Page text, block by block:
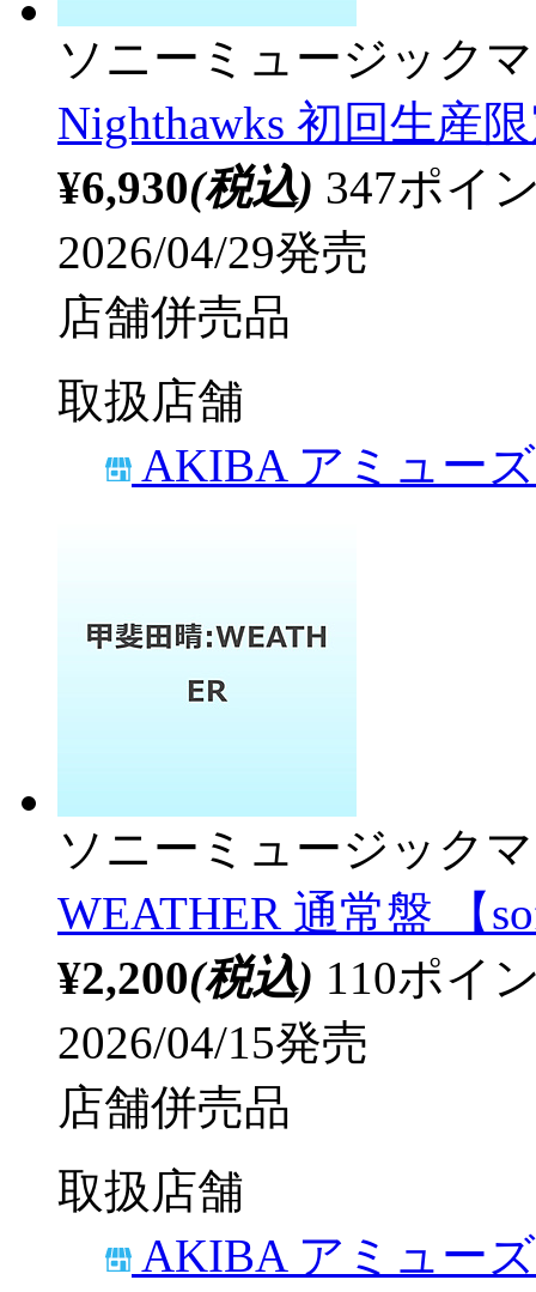
ソニーミュージック
Nighthawks 初回生産
¥6,930(税込) 347ポイ
2026/04/29発売
店舗併売品
取扱店舗
AKIBA アミュー
ソニーミュージック
WEATHER 通常盤 【
¥2,200(税込) 110ポイ
2026/04/15発売
店舗併売品
取扱店舗
AKIBA アミュー